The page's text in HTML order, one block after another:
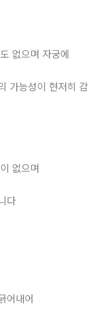
없으며 자궁에
가능성이 현저히 감
없으며
다
어내어